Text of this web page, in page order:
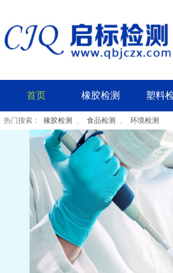
首页 橡胶检测 塑料
热门搜索： 橡胶检测 、 食品检测 、 环境检测